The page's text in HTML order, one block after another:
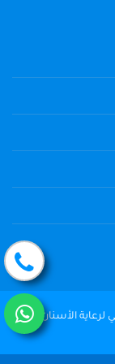
جميع الحقوق محفوظة © 2004 - 2026 المركز الطبي لرعاية الأسنان The